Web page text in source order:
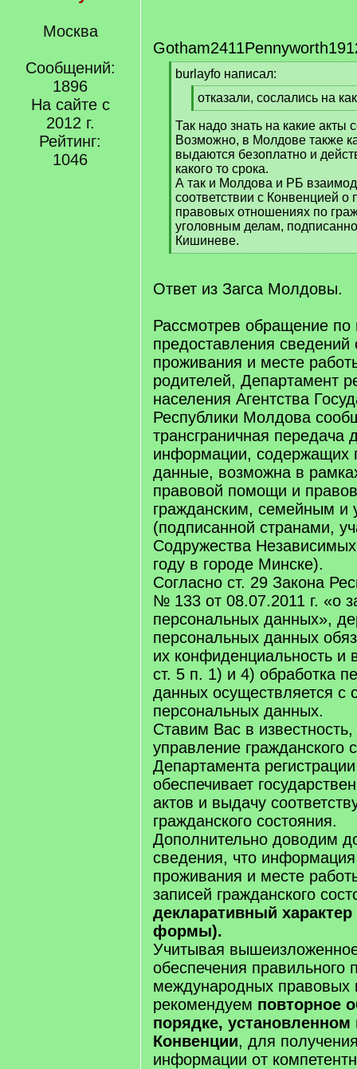
Москва
Сообщений:
1896
На сайте с
2012 г.
Рейтинг:
1046
[burlayfo написал:
[
q
]
отказали, сослались на
[
/
q
]
Так надо знать на какие акты
Возможно, в Молдове также
выдаются безоплатно и
какого то срока.
А так и Молдова и РБ
соответствии с Конвенцией
правовых отношениях по
уголовным делам,
Кишиневе.
[
q
]
Ответ из Загса Молдовы.
Рассмотрев обращение по
предоставления сведений
проживания и месте
родителей, Департамент
населения Агентства
Республики Молдова
трансграничная передача
информации, содержащих
данные, возможна в
правовой помощи и
гражданским, семейным и
(подписанной странами,
Содружества
году в городе Минске).
Согласно ст. 29 Закона
№ 133 от 08.07.2011 г. «о
персональных данных»,
персональных данных
их конфиденциальность и
ст. 5 п. 1) и 4) обработка
данных осуществляется с
персональных данных.
Ставим Вас в
управление гражданского
Департамента
обеспечивает
актов и выдачу
гражданского состояния.
Дополнительно доводим
сведения, что
проживания и месте
записей гражданского
декларативный
формы).
Учитывая
обеспечения правильного
международных правовых
рекомендуем повторное
порядке,
Конвенции, для
информации от